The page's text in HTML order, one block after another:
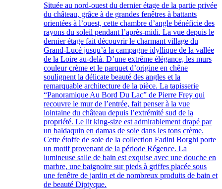
Située au nord-ouest du dernier étage de la partie privée
du château, grâce à de grandes fenêtres à battants
orientées à l’ouest, cette chambre d’angle bénéficie des
rayons du soleil pendant l’après-midi. La vue depuis le
dernier étage fait découvrir le charmant village du
Grand-Lucé jusqu’à la campagne idyllique de la vallée
de la Loire au-delà. D’une extrême élégance, les murs
couleur crème et le parquet d’origine en chêne
soulignent la délicate beauté des angles et la
remarquable architecture de la pièce. La tapisserie
“Panoramique Au Bord Du Lac” de Pierre Frey qui
recouvre le mur de l’entrée, fait penser à la vue
lointaine du château depuis l’extrémité sud de la
propriété. Le lit king-size est admirablement drapé par
un baldaquin en damas de soie dans les tons crème.
Cette étoffe de soie de la collection Fadini Borghi porte
un motif provenant de la période Régence. La
lumineuse salle de bain est exquise avec une douche en
marbre, une baignoire sur pieds à griffes placée sous
une fenêtre de jardin et de nombreux produits de bain et
de beauté Diptyque.